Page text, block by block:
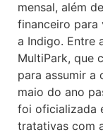
mensal, além
financeiro para
a Indigo. Entre
MultiPark, que
para assumir a
maio do ano
foi oficializada
tratativas com